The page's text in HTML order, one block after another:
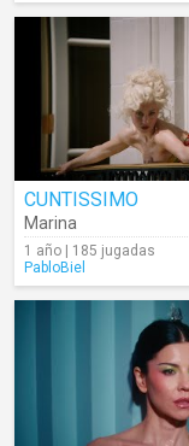
CUNTISSIMO
Marina
1 año | 185 jugadas
PabloBiel